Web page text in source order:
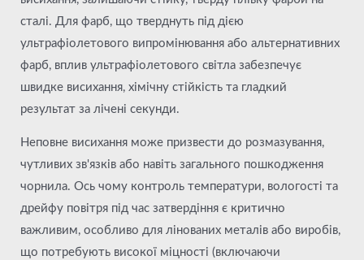
сталі. Для фарб, що тверднуть під дією
ультрафіолетового випромінювання або альтернативних
фарб, вплив ультрафіолетового світла забезпечує
швидке висихання, хімічну стійкість та гладкий
результат за лічені секунди.
Неповне висихання може призвести до розмазування,
чутливих зв'язків або навіть загального пошкодження
чорнила. Ось чому контроль температури, вологості та
дрейфу повітря під час затвердіння є критично
важливим, особливо для лінованих металів або виробів,
що потребують високої міцності (включаючи